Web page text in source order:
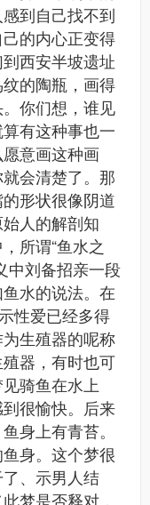
到自己找不到
的内心正变得
西安半坡遗址
的陶瓶，画得
你们想，谁见
有这种事也一
意画这种画
会清楚了。那
形状很像阴道
人的解剖知
所谓“鱼水之
中刘备招亲一段
水的说法。在
性爱已经多得
生殖器的呢称
器，有时也可
骑鱼在水上
很愉快。后来
身上有青苔。
身。这个梦很
、示男人结
梦是否释对，